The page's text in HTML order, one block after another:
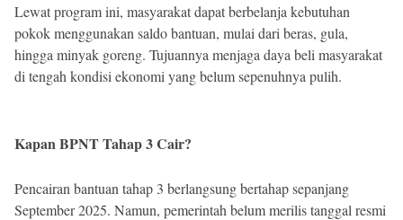
Lewat program ini, masyarakat dapat berbelanja kebutuhan
pokok menggunakan saldo bantuan, mulai dari beras, gula,
hingga minyak goreng. Tujuannya menjaga daya beli masyarakat
di tengah kondisi ekonomi yang belum sepenuhnya pulih.
Kapan BPNT Tahap 3 Cair?
Pencairan bantuan tahap 3 berlangsung bertahap sepanjang
September 2025. Namun, pemerintah belum merilis tanggal resmi